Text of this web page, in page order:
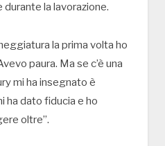
la lavorazione.
la prima volta ho
paura. Ma se c’è una
mi ha insegnato è
ha dato fiducia e ho
oltre”.